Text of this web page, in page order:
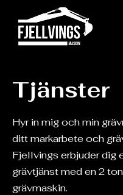
Tjänster
Hyr in mig och min
ditt markarbete och
Fjellvings erbjuder dig
grävtjänst med en 2
grävmaskin.